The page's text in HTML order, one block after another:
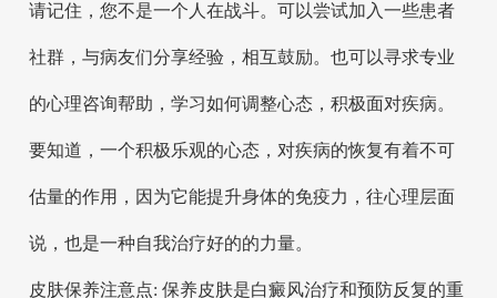
请记住，您不是一个人在战斗。可以尝试加入一些患者
社群，与病友们分享经验，相互鼓励。也可以寻求专业
的心理咨询帮助，学习如何调整心态，积极面对疾病。
要知道，一个积极乐观的心态，对疾病的恢复有着不可
估量的作用，因为它能提升身体的免疫力，往心理层面
说，也是一种自我治疗好的的力量。
皮肤保养注意点: 保养皮肤是白癜风治疗和预防反复的重